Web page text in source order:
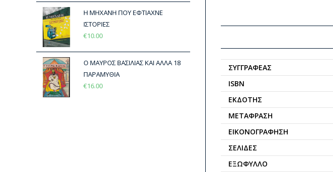
ΣΥΓΓΡΑΦΈΑΣ
ISBN
ΕΚΔΌΤΗΣ
ΜΕΤΆΦΡΑΣΗ
ΕΙΚΟΝΟΓΡΆΦΗΣΗ
ΣΕΛΊΔΕΣ
ΕΞΏΦΥΛΛΟ
Η ΜΗΧΑΝΗ ΠΟΥ ΕΦΤΙΑΧΝΕ
ΙΣΤΟΡΙΕΣ
€10.00
Ο ΜΑΥΡΟΣ ΒΑΣΙΛΙΑΣ ΚΑΙ ΑΛΛΑ 18
ΠΑΡΑΜΥΘΙΑ
€16.00